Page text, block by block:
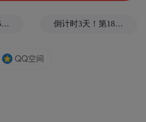
基因编辑，一个6岁女孩之死 倒计时3天！第18届影响世界华人盛典即将启幕